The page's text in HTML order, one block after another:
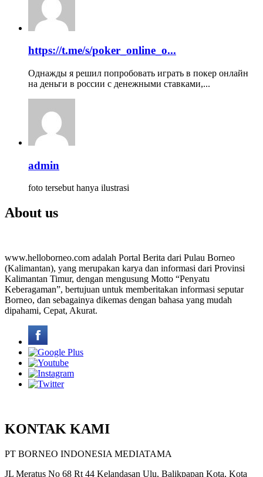
https://t.me/s/poker_online_o...
Однажды я решил попробовать играть в покер онлайн
на деньги в россии с денежными ставками,...
admin
foto tersebut hanya ilustrasi
About us
www.helloborneo.com adalah Portal Berita dari Pulau Borneo
(Kalimantan), yang merupakan karya dan informasi dari Provinsi
Kalimantan Timur, dengan mengusung Motto “Penyatu
Keberagaman”, bertujuan untuk memberitakan informasi seputar
Borneo, dan sebagainya dikemas dengan bahasa yang mudah
dipahami, Cepat, Akurat.
KONTAK KAMI
PT BORNEO INDONESIA MEDIATAMA
JL Meratus No 68 Rt 44 Kelandasan Ulu, Balikpapan Kota, Kota